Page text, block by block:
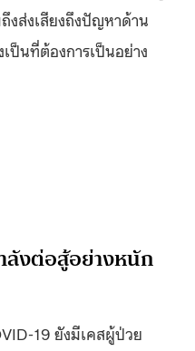
งส่งเสียงถึงปัญหาด้าน
ป็นที่ต้องการเป็นอย่าง
งต่อสู้อย่างหนัก
19 ยังมีเคสผู้ป่วย